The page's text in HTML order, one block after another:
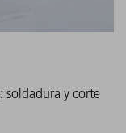
: soldadura y corte